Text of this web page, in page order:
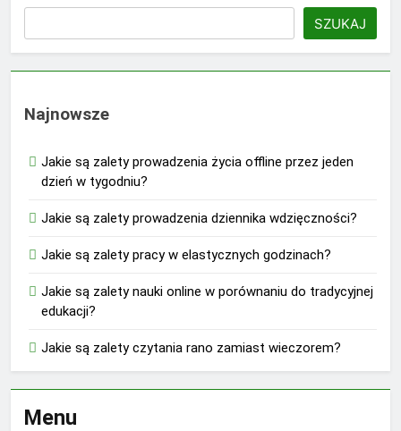
SZUKAJ
Najnowsze
Jakie są zalety prowadzenia życia offline przez jeden
dzień w tygodniu?
Jakie są zalety prowadzenia dziennika wdzięczności?
Jakie są zalety pracy w elastycznych godzinach?
Jakie są zalety nauki online w porównaniu do tradycyjnej
edukacji?
Jakie są zalety czytania rano zamiast wieczorem?
Menu